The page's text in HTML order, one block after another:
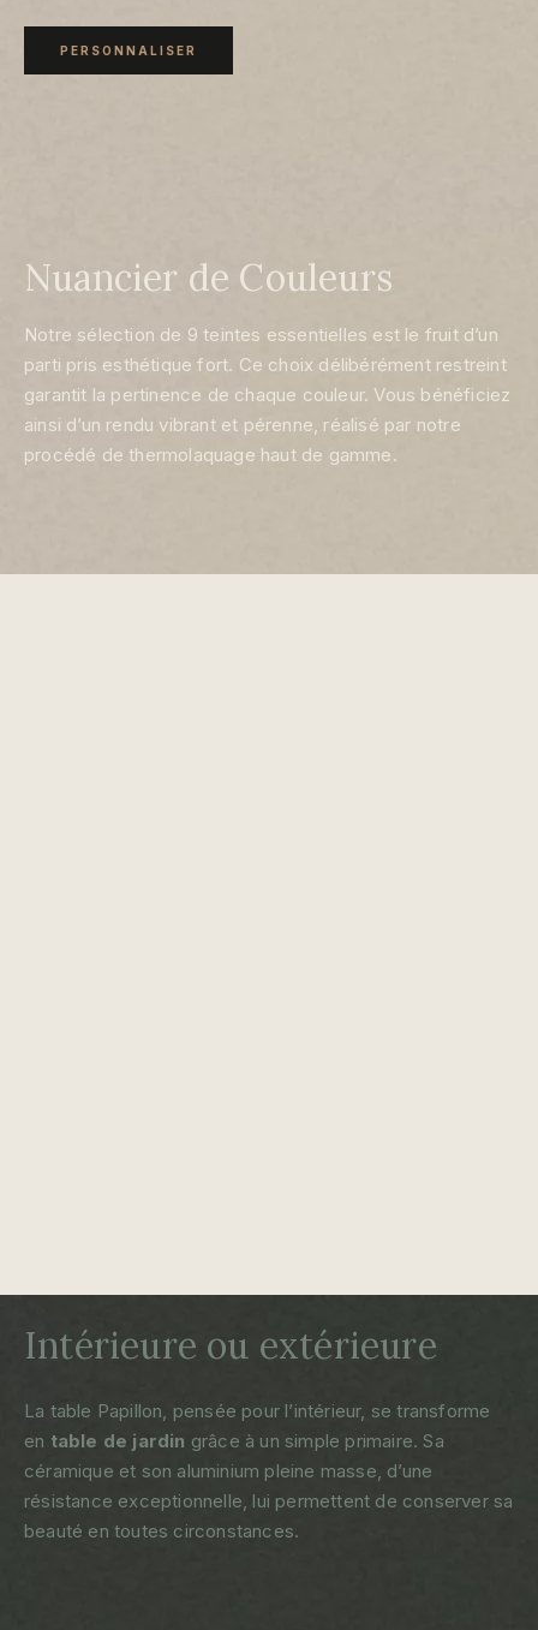
PERSONNALISER
Nuancier de Couleurs
Notre sélection de 9 teintes essentielles est le fruit d’un
parti pris esthétique fort. Ce choix délibérément restreint
garantit la pertinence de chaque couleur. Vous bénéficiez
ainsi d’un rendu vibrant et pérenne, réalisé par notre
procédé de thermolaquage haut de gamme.
Intérieure ou extérieure
La table Papillon, pensée pour l’intérieur, se transforme
en table de jardin grâce à un simple primaire. Sa
céramique et son aluminium pleine masse, d’une
résistance exceptionnelle, lui permettent de conserver sa
beauté en toutes circonstances.